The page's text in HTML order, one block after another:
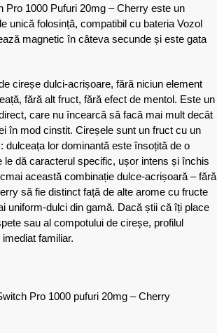
Pro 1000 Pufuri 20mg – Cherry este un
unică folosință, compatibil cu bateria Vozol
magnetic în câteva secunde și este gata
cireșe dulci-acrișoare, fără niciun element
fără alt fruct, fără efect de mentol. Este un
care nu încearcă să facă mai mult decât
în mod cinstit. Cireșele sunt un fruct cu un
dulceața lor dominantă este însoțită de o
le dă caracterul specific, ușor intens și închis
această combinație dulce-acrișoară – fără
să fie distinct față de alte arome cu fructe
uniform-dulci din gamă. Dacă știi că îți place
sau al compotului de cireșe, profilul
familiar.
Pro 1000 pufuri 20mg – Cherry